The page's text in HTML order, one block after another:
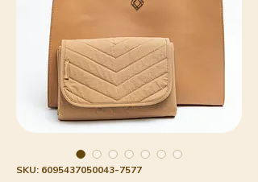
SKU: 6095437050043-7577